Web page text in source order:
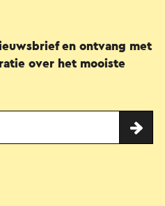
en ontvang met
over het mooiste